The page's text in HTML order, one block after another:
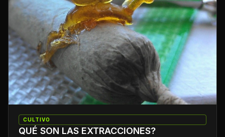
CULTIVO
QUÉ SON LAS EXTRACCIONES?